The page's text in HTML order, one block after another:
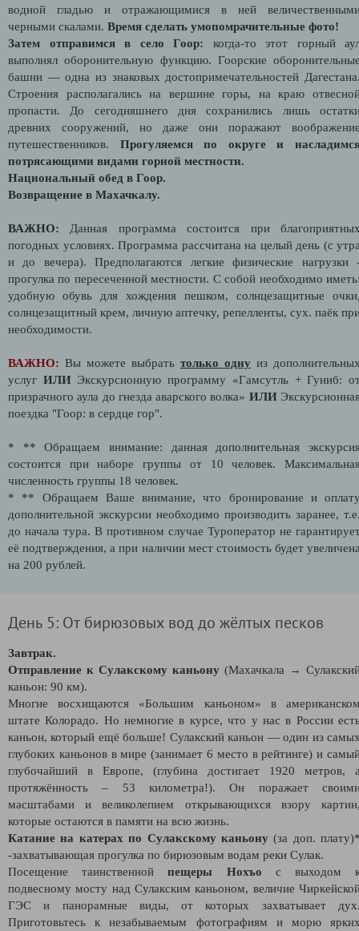
водной гладью и отражающимися в ней
черными скалами. Время сделать умопомрачительные фото!
Затем отправимся в село Гоор: когда-то этот горный
выполнял оборонительную функцию. Гоорские
башни — одна из знаковых достопримечательностей
Строения располагались на вершине горы, на краю
пропасти. До сегодняшнего дня сохранились лишь
древних сооружений, но даже они поражают
путешественников. Прогуляемся по округе и
потрясающими видами горной местности.
Национальный обед в Гоор.
Возвращение в Махачкалу.
ВАЖНО: Данная программа состоится при
погодных условиях. Программа рассчитана на целый день (с
и до вечера). Предполагаются легкие физические нагрузки
прогулка по пересеченной местности. С собой необходимо
удобную обувь для хождения пешком, солнцезащитные
солнцезащитный крем, личную аптечку, репелленты, сух. паёк
необходимости.
ВАЖНО: Вы можете выбрать только одну из
услуг ИЛИЭкскурсионную программу «Гамсутль + Гуниб:
призрачного аула до гнезда аварского волка» ИЛИ
поездка "Гоор: в сердце гор".
* ** Обращаем внимание: данная дополнительная
состоится при наборе группы от 10 человек.
численность группы 18 человек.
* ** Обращаем Ваше внимание, что бронирование и
дополнительной экскурсии необходимо производить заранее,
до начала тура. В противном случае Туроператор не
её подтверждения, а при наличии мест стоимость будет
на 200 рублей.
День 5: От бирюзовых вод до жёлтых песков
Завтрак.
Отправление к Сулакскому каньону (Махачкала →
каньон: 90 км).
Многие восхищаются «Большим каньоном» в
штате Колорадо. Но немногие в курсе, что у нас в России
каньон, который ещё больше! Сулакский каньон — один из
глубоких каньонов в мире (занимает 6 место в рейтинге) и
глубочайший в Европе, (глубина достигает 1920 метров,
протяжённость – 53 километра!). Он поражает
масштабами и великолепием открывающихся взору
которые остаются в памяти на всю жизнь.
Катание на катерах по Сулакскому каньону(за доп.
-захватывающая прогулка по бирюзовым водам реки Сулак.
Посещение таинственнойпещеры Нохъо с выходом
подвесному мосту над Сулакским каньоном, величие
ГЭС и панорамные виды, от которых захватывает
Приготовьтесь к незабываемым фотографиям и морю